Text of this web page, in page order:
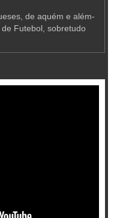
de aquém e além-
Futebol, sobretudo